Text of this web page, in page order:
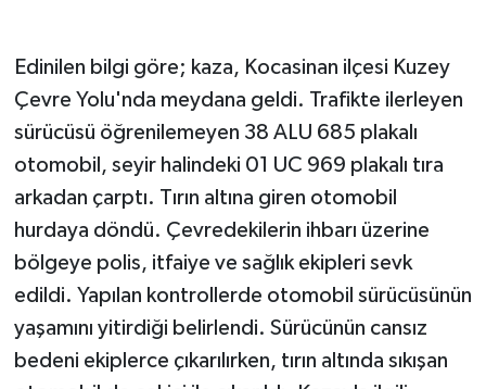
Edinilen bilgi göre; kaza, Kocasinan ilçesi Kuzey
Çevre Yolu'nda meydana geldi. Trafikte ilerleyen
sürücüsü öğrenilemeyen 38 ALU 685 plakalı
otomobil, seyir halindeki 01 UC 969 plakalı tıra
arkadan çarptı. Tırın altına giren otomobil
hurdaya döndü. Çevredekilerin ihbarı üzerine
bölgeye polis, itfaiye ve sağlık ekipleri sevk
edildi. Yapılan kontrollerde otomobil sürücüsünün
yaşamını yitirdiği belirlendi. Sürücünün cansız
bedeni ekiplerce çıkarılırken, tırın altında sıkışan